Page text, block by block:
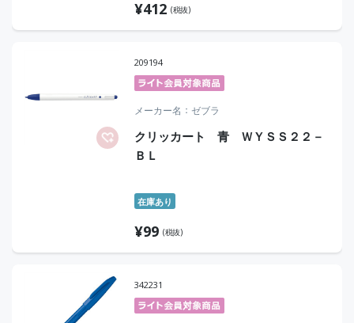
¥412 (税抜)
209194
メーカー名 ゼブラ
クリッカート 青 ＷＹＳＳ２２－
ＢＬ
在庫あり
¥99 (税抜)
342231